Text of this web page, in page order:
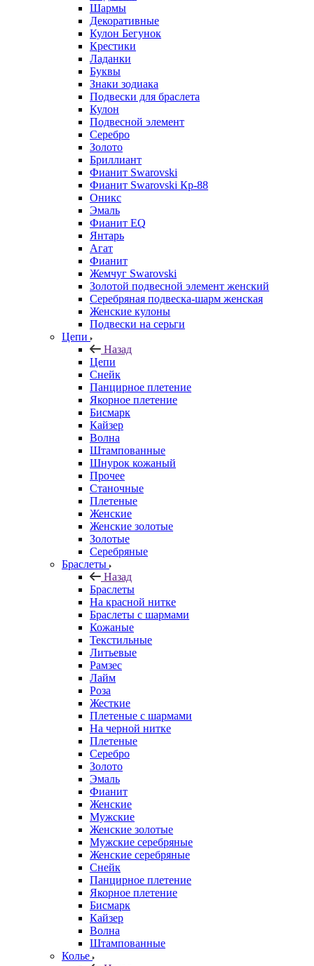
Шармы
Декоративные
Кулон Бегунок
Крестики
Ладанки
Буквы
Знаки зодиака
Подвески для браслета
Кулон
Подвесной элемент
Серебро
Золото
Бриллиант
Фианит Swarovski
Фианит Swarovski Кр-88
Оникс
Эмаль
Фианит EQ
Янтарь
Агат
Фианит
Жемчуг Swarovski
Золотой подвесной элемент женcкий
Серебряная подвеска-шарм женская
Женские кулоны
Подвески на серьги
Цепи
Назад
Цепи
Снейк
Панцирное плетение
Якорное плетение
Бисмарк
Кайзер
Волна
Штампованные
Шнурок кожаный
Прочее
Станочные
Плетеные
Женские
Женские золотые
Золотые
Серебряные
Браслеты
Назад
Браслеты
На красной нитке
Браслеты с шармами
Кожаные
Текстильные
Литьевые
Рамзес
Лайм
Роза
Жесткие
Плетеные с шармами
На черной нитке
Плетеные
Серебро
Золото
Эмаль
Фианит
Женские
Мужские
Женские золотые
Мужские серебряные
Женские серебряные
Снейк
Панцирное плетение
Якорное плетение
Бисмарк
Кайзер
Волна
Штампованные
Колье